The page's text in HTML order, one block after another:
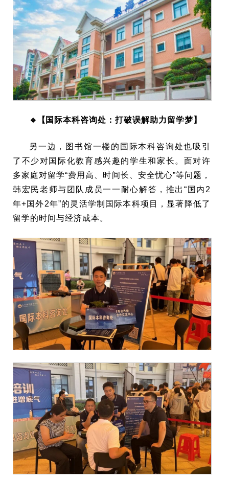
🔹【 国际本科咨询处：打破误解助力留学梦】
另一边，图书馆一楼的国际本科咨询处也吸引
了不少对国际化教育感兴趣的学生和家长。面对许
多家庭对留学“费用高、时间长、安全忧心”等问题，
韩宏民老师与团队成员一一耐心解答，推出“国内2
年+国外2年”的灵活学制国际本科项目，显著降低了
留学的时间与经济成本。